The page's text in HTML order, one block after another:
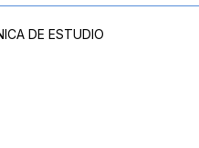
DE ESTUDIO